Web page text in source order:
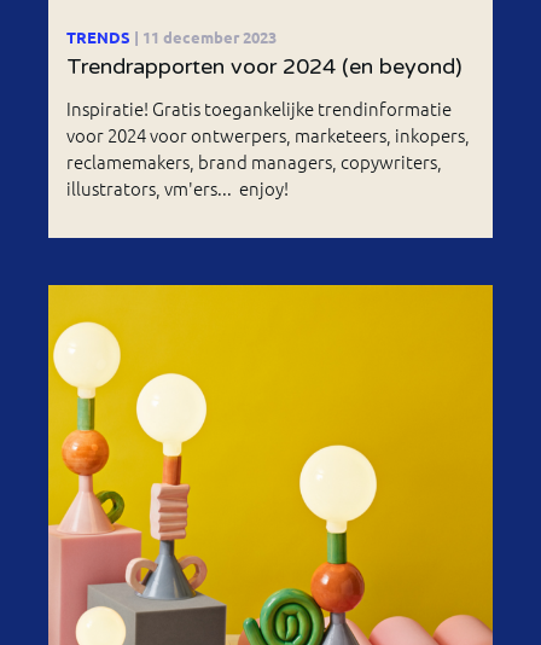
TRENDS | 11 december 2023
Trendrapporten voor 2024 (en beyond)
Inspiratie! Gratis toegankelijke trendinformatie
voor 2024 voor ontwerpers, marketeers, inkopers,
reclamemakers, brand managers, copywriters,
illustrators, vm'ers... enjoy!